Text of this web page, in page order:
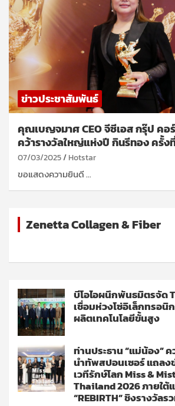
ข่าวประชาสัมพันธ์
คุณเบญจมาศ CEO จีซีเอส กรุ๊ป คอ
คว้ารางวัลใหญ่แห่งปี กินรีทอง ครั้ง
07/03/2025 Hotstar
ขอแสดงความยินดี …
Zenetta Collagen & Fiber
บีโอไอผนึกพันธมิตรจัด
เชื่อมห่วงโซ่อิเล็กทรอ
ผลิตเทคโนโลยีขั้นสูง
ท่านประธาน “แม่น้อง”
นำทัพสปอนเซอร์ แถลง
เวทีรักษ์โลก Miss &
Thailand 2026 ภายใต้
“REBIRTH” ชิงรางวัลร